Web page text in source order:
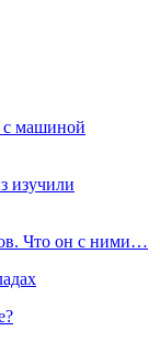
с машиной
изучили
Что он с ними…